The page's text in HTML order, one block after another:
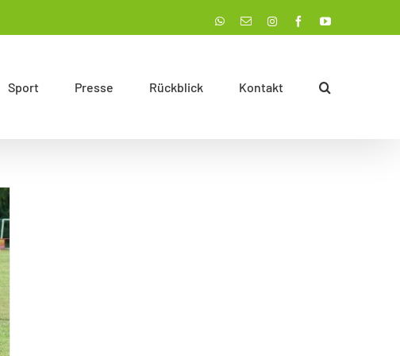
WhatsApp
E-
Instagram
FacebookYouTube
Sport Presse Rückblick Kontakt